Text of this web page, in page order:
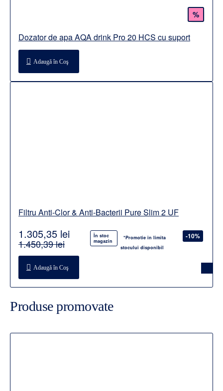
%
Dozator de apa AQA drink Pro 20 HCS cu suport
Adaugă în Coş
Filtru Anti-Clor & Anti-Bacterii Pure Slim 2 UF
În stoc
magazin
*Promotie in limita
stocului disponibil
-10%
1.305,35 lei
1.450,39 lei
Adaugă în Coş
Produse promovate